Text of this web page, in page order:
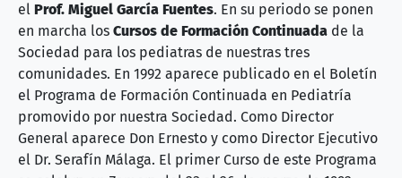
el Prof. Miguel García Fuentes. En su periodo se ponen
en marcha los Cursos de Formación Continuada de la
Sociedad para los pediatras de nuestras tres
comunidades. En 1992 aparece publicado en el Boletín
el Programa de Formación Continuada en Pediatría
promovido por nuestra Sociedad. Como Director
General aparece Don Ernesto y como Director Ejecutivo
el Dr. Serafín Málaga. El primer Curso de este Programa